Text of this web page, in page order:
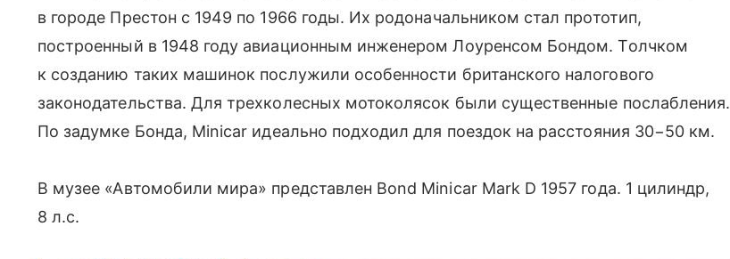
в городе Престон с 1949 по 1966 годы. Их родоначальником стал прототип,
построенный в 1948 году авиационным инженером Лоуренсом Бондом. Толчком
к созданию таких машинок послужили особенности британского налогового
законодательства. Для трехколесных мотоколясок были существенные послабления.
По задумке Бонда, Minicar идеально подходил для поездок на расстояния 30−50 км.
В музее «Автомобили мира» представлен Bond Minicar Mark D 1957 года. 1 цилиндр,
8 л.с.